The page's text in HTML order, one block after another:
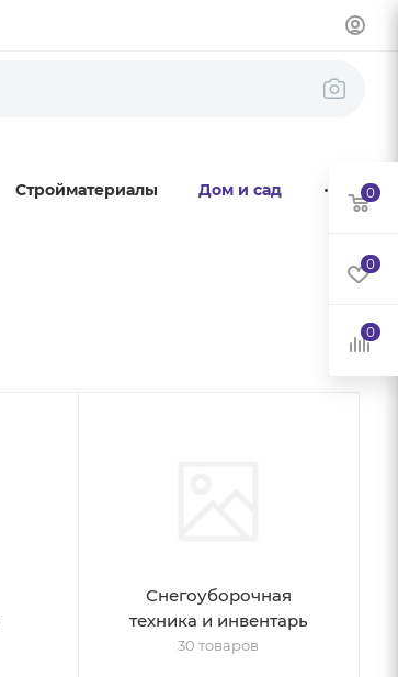
Стройматериалы Дом и сад
Снегоуборочная
техника и инвентарь
30 товаров
0
0
0